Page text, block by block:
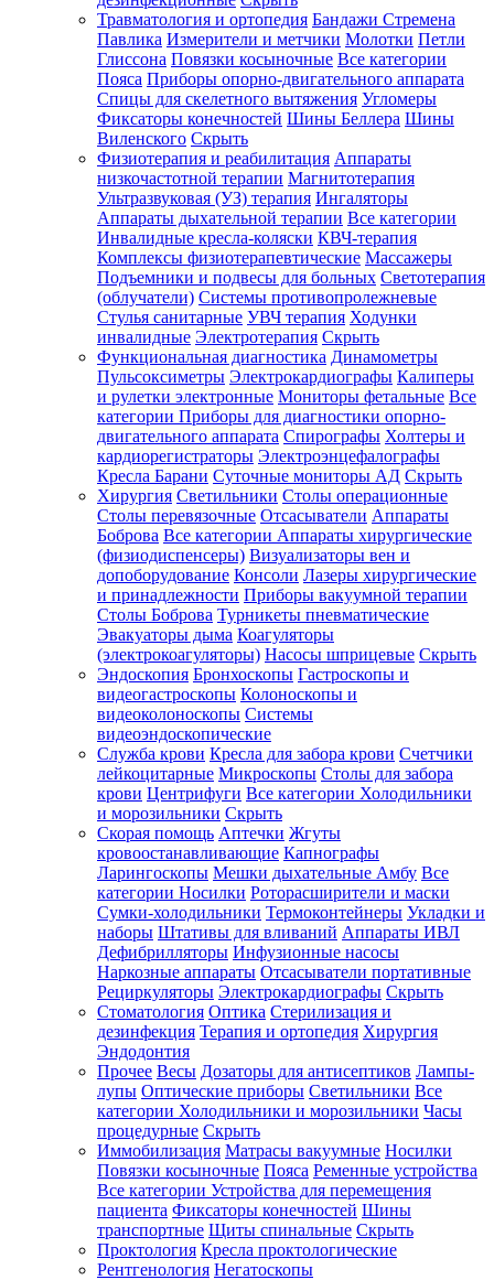
Травматология и ортопедия Бандажи Стремена
Павлика Измерители и метчики Молотки Петли
Глиссона Повязки косыночные Все категории
Пояса Приборы опорно-двигательного аппарата
Спицы для скелетного вытяжения Угломеры
Фиксаторы конечностей Шины Беллера Шины
Виленского Скрыть
Физиотерапия и реабилитация Аппараты
низкочастотной терапии Магнитотерапия
Ультразвуковая (УЗ) терапия Ингаляторы
Аппараты дыхательной терапии Все категории
Инвалидные кресла-коляски КВЧ-терапия
Комплексы физиотерапевтические Массажеры
Подъемники и подвесы для больных Светотерапия
(облучатели) Системы противопролежневые
Стулья санитарные УВЧ терапия Ходунки
инвалидные Электротерапия Скрыть
Функциональная диагностика Динамометры
Пульсоксиметры Электрокардиографы Калиперы
и рулетки электронные Мониторы фетальные Все
категории Приборы для диагностики опорно-
двигательного аппарата Спирографы Холтеры и
кардиорегистраторы Электроэнцефалографы
Кресла Барани Суточные мониторы АД Скрыть
Хирургия Светильники Столы операционные
Столы перевязочные Отсасыватели Аппараты
Боброва Все категории Аппараты хирургические
(физиодиспенсеры) Визуализаторы вен и
допоборудование Консоли Лазеры хирургические
и принадлежности Приборы вакуумной терапии
Столы Боброва Турникеты пневматические
Эвакуаторы дыма Коагуляторы
(электрокоагуляторы) Насосы шприцевые Скрыть
Эндоскопия Бронхоскопы Гастроскопы и
видеогастроскопы Колоноскопы и
видеоколоноскопы Системы
видеоэндоскопические
Служба крови Кресла для забора крови Счетчики
лейкоцитарные Микроскопы Столы для забора
крови Центрифуги Все категории Холодильники
и морозильники Скрыть
Скорая помощь Аптечки Жгуты
кровоостанавливающие Капнографы
Ларингоскопы Мешки дыхательные Амбу Все
категории Носилки Роторасширители и маски
Сумки-холодильники Термоконтейнеры Укладки и
наборы Штативы для вливаний Аппараты ИВЛ
Дефибрилляторы Инфузионные насосы
Наркозные аппараты Отсасыватели портативные
Рециркуляторы Электрокардиографы Скрыть
Стоматология Оптика Стерилизация и
дезинфекция Терапия и ортопедия Хирургия
Эндодонтия
Прочее Весы Дозаторы для антисептиков Лампы-
лупы Оптические приборы Светильники Все
категории Холодильники и морозильники Часы
процедурные Скрыть
Иммобилизация Матрасы вакуумные Носилки
Повязки косыночные Пояса Ременные устройства
Все категории Устройства для перемещения
пациента Фиксаторы конечностей Шины
транспортные Щиты спинальные Скрыть
Проктология Кресла проктологические
Рентгенология Негатоскопы